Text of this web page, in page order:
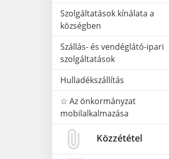
Szolgáltatások kínálata a
községben
Szállás- és vendéglátó-ipari
szolgáltatások
Hulladékszállítás
☆ Az önkormányzat
mobilalkalmazása
Közzététel